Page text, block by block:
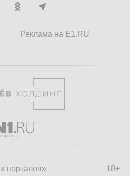
Реклама на E1.RU
18+
порталов»